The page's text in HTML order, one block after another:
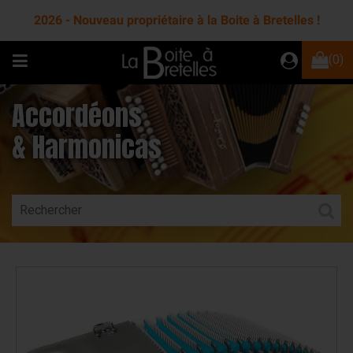
2026 - Nouveau propriétaire à la Boite à Bretelles !
(0)
Accordéons
& Harmonicas